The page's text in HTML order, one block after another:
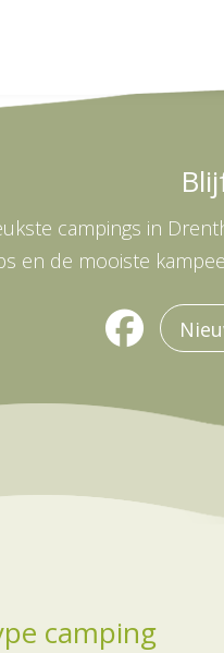
campings in
en de mooiste
camping